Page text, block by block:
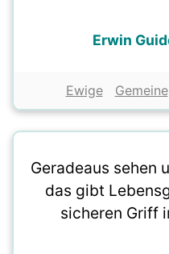
Erwin
Ewige Gemeine
Geradeaus sehen
das gibt
sicheren Griff